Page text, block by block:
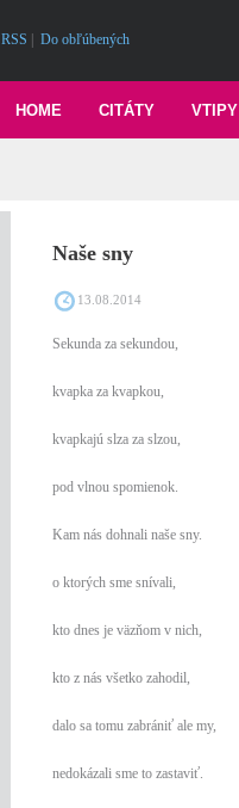
RSS Do obľúbených
VTIPY
CITÁTY
HOME
Naše sny
13.08.2014
Sekunda za sekundou,
kvapka za kvapkou,
kvapkajú slza za slzou,
pod vlnou spomienok.
Kam nás dohnali naše sny.
o ktorých sme snívali,
kto dnes je väzňom v nich,
kto z nás všetko zahodil,
dalo sa tomu zabrániť ale my,
nedokázali sme to zastaviť.